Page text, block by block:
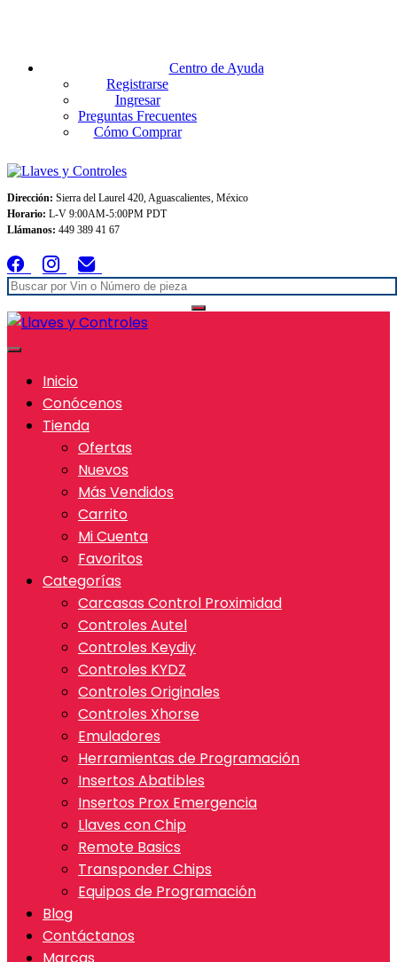
Centro de Ayuda
Registrarse
Ingresar
Preguntas Frecuentes
Cómo Comprar
Dirección: Sierra del Laurel 420, Aguascalientes, México
Horario: L-V 9:00AM-5:00PM PDT
Llámanos: 449 389 41 67
Inicio
Conócenos
Tienda
Ofertas
Nuevos
Más Vendidos
Carrito
Mi Cuenta
Favoritos
Categorías
Carcasas Control Proximidad
Controles Autel
Controles Keydiy
Controles KYDZ
Controles Originales
Controles Xhorse
Emuladores
Herramientas de Programación
Insertos Abatibles
Insertos Prox Emergencia
Llaves con Chip
Remote Basics
Transponder Chips
Equipos de Programación
Blog
Contáctanos